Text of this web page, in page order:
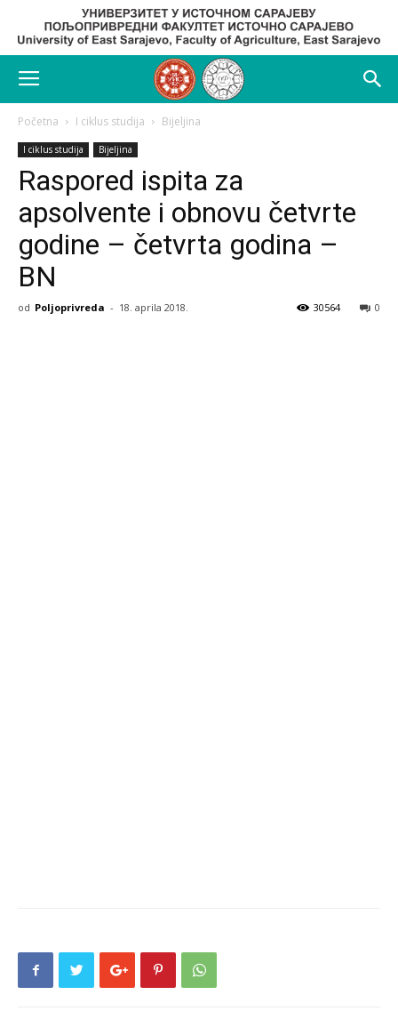
Početna I ciklus studija Bijeljina
I ciklus studija Bijeljina
Raspored ispita za
apsolvente i obnovu četvrte
godine – četvrta godina –
BN
od Poljoprivreda - 18. aprila 2018. 0
30564